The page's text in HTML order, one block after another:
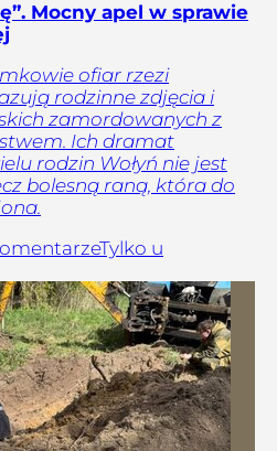
Mocny apel w sprawie
ofiar rzezi
rodzinne zdjęcia i
zamordowanych z
Ich dramat
rodzin Wołyń nie jest
bolesną raną, która do
Tylko u